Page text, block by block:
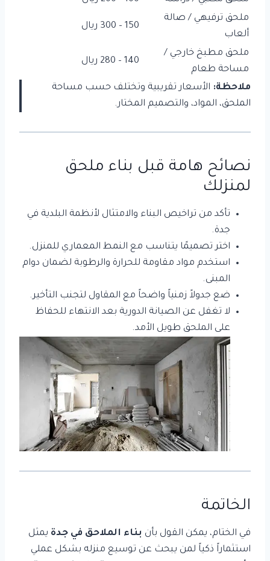
ملحق ترفيهي / صالة
ألعاب
150 – 300 ريال
ملحق مطبخ خارجي /
مساحة طعام
140 – 280 ريال
ملاحظة: الأسعار تقريبية وتختلف حسب مساحة
الملحق، المواد، والتصميم المختار.
نصائح هامة قبل بناء ملحق
لمنزلك
تأكد من تراخيص البناء والامتثال لأنظمة البلدية في
جدة.
اختر تصميمًا يتناسب مع النمط المعماري للمنزل.
استخدم مواد مقاومة للحرارة والرطوبة لضمان دوام
المبنى.
ضع جدولاً زمنياً واضحاً مع المقاول لتجنب التأخير.
لا تغفل عن الصيانة الدورية بعد الانتهاء للحفاظ
على الملحق طويل الأمد.
الخاتمة
في الختام، يمكن القول بأن بناء الملاحق في جدة يمثل
استثماراً ذكياً لمن يبحث عن توسيع منزله بشكل عملي